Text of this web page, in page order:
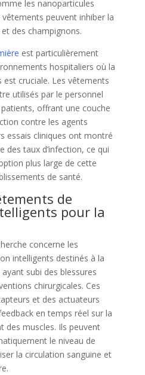
les nanoparticules
vêtements peuvent inhiber la
des champignons.
est particulièrement
hospitaliers où la
cruciale. Les vêtements
utilisés par le personnel
offrant une couche
contre les agents
essais cliniques ont montré
des taux d’infection, ce qui
plus large de cette
de santé.
de
pour la
concerne les
intelligents destinés à la
subi des blessures
chirurgicales. Ces
et des actuateurs
en temps réel sur la
des muscles. Ils peuvent
le niveau de
la circulation sanguine et